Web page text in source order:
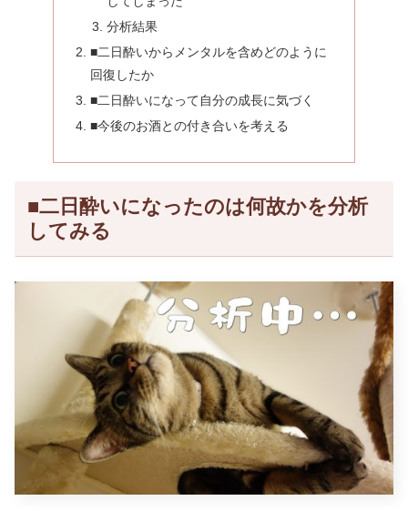
分析結果
■二日酔いからメンタルを含めどのように
回復したか
■二日酔いになって自分の成長に気づく
■今後のお酒との付き合いを考える
■二日酔いになったのは何故かを分析
してみる